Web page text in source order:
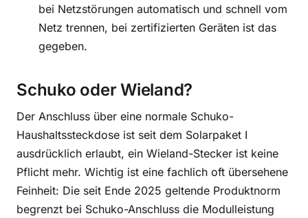
bei Netzstörungen automatisch und schnell vom
Netz trennen, bei zertifizierten Geräten ist das
gegeben.
Schuko oder Wieland?
Der Anschluss über eine normale Schuko-
Haushaltssteckdose ist seit dem Solarpaket I
ausdrücklich erlaubt, ein Wieland-Stecker ist keine
Pflicht mehr. Wichtig ist eine fachlich oft übersehene
Feinheit: Die seit Ende 2025 geltende Produktnorm
begrenzt bei Schuko-Anschluss die Modulleistung